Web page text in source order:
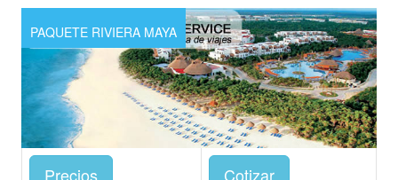
PAQUETE RIVIERA MAYA
Precios Cotizar